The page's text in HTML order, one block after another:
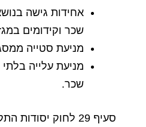
אחידות גישה
שכר וקידומים
מניעת סטייה
מניעת עלייה בלתי
שכר.
סעיף לחוק יסודות